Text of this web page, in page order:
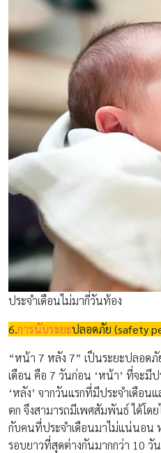
ประจำเดือนไม่มากี่วันท้อง
6.การนับระยะปลอดภัย (safety
“หน้า 7 หลัง 7” เป็นระยะปลอด
เดือน คือ 7 วันก่อน ‘หน้า’ ที่จะมี
‘หลัง’ จากวันแรกที่มีประจำเดือน
ตก จึงสามารถมีเพศสัมพันธ์ ได้โด
กับคนที่ประจำเดือนมาไม่แน่นอน
รอบยาวที่สุดต่างกันมากกว่า 10 วั